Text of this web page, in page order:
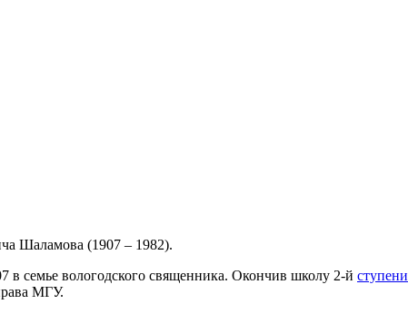
Шаламова (1907 – 1982).
семье вологодского священника. Окончив школу 2-й ступени
МГУ.